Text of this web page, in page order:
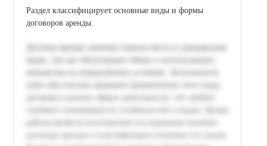
Раздел классифицирует основные виды и формы
договоров аренды.